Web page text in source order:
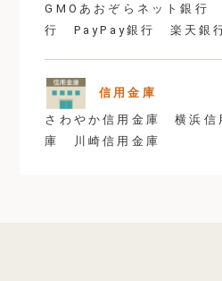
GMOあおぞらネット銀行
行 PayPay銀行 楽天銀
信用金庫
さわやか信用金庫 横浜
庫 川崎信用金庫